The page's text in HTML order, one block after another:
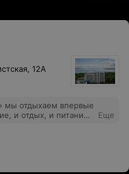
12А
мы отдыхаем впервые
и отдых, и питание.
за
4 этажа
(кабинет
Веронике
Еще